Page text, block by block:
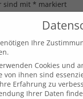
sind mit * markiert
Ihre
Cookies und
von ihnen sind
Erfahrung zu
Ihrer Daten